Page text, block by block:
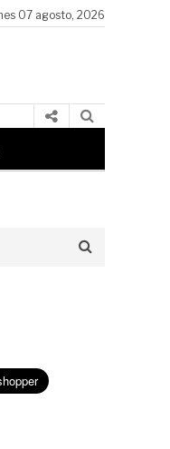
07 agosto, 2026
de Moe’